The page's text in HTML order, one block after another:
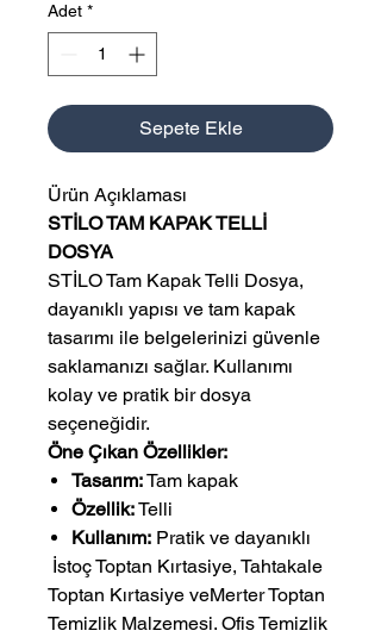
Adet *
Sepete Ekle
Ürün Açıklaması
STİLO TAM KAPAK TELLİ
DOSYA
STİLO Tam Kapak Telli Dosya,
dayanıklı yapısı ve tam kapak
tasarımı ile belgelerinizi güvenle
saklamanızı sağlar. Kullanımı
kolay ve pratik bir dosya
seçeneğidir.
Öne Çıkan Özellikler:
Tasarım:Tam kapak
Özellik:Telli
Kullanım: Pratik ve dayanıklı
Toptan Kırtasiye veMerter Toptan
Temizlik Malzemesi. Ofis Temizlik